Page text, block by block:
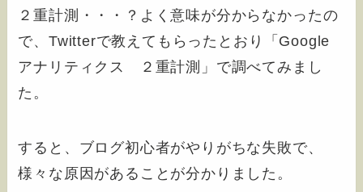
２重計測・・・？よく意味が分からなかったの
で、Twitterで教えてもらったとおり「Google
アナリティクス ２重計測」で調べてみまし
た。
すると、ブログ初心者がやりがちな失敗で、
様々な原因があることが分かりました。